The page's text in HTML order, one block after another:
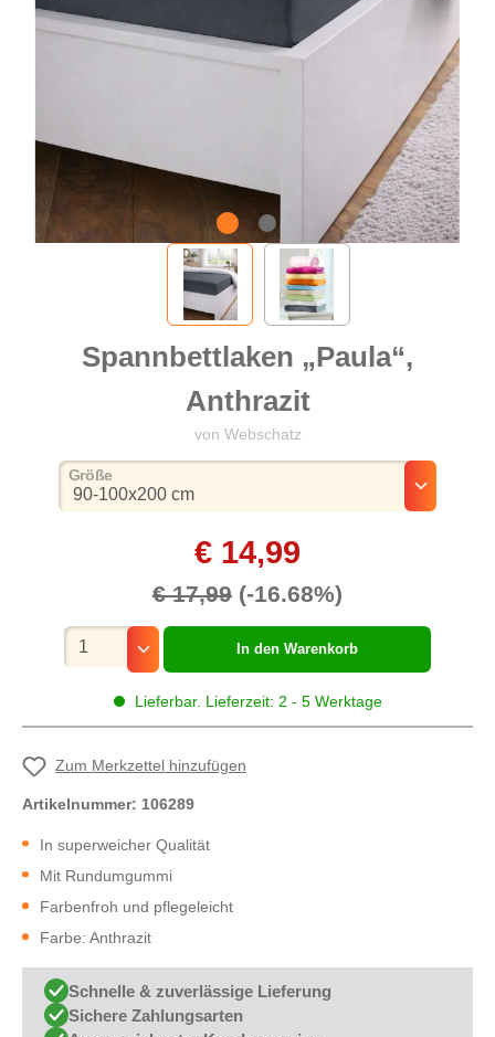
Spannbettlaken „Paula“,
Anthrazit
von Webschatz
€ 14,99
€ 17,99 (-16.68%)
Lieferbar. Lieferzeit: 2 - 5 Werktage
Größeauswählen
Mengenauswahl
In den Warenkorb
Zum Merkzettel hinzufügen
Artikelnummer: 106289
In superweicher Qualität
Mit Rundumgummi
Farbenfroh und pflegeleicht
Farbe: Anthrazit
Schnelle & zuverlässige Lieferung
Sichere Zahlungsarten